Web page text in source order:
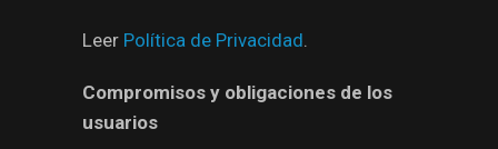
Leer Política de Privacidad
Compromisos y obligaciones de los
usuarios